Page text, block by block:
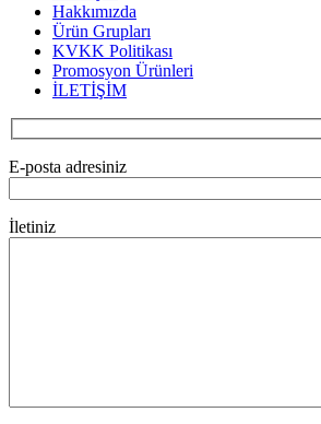
Hakkımızda
Ürün Grupları
KVKK Politikası
Promosyon Ürünleri
İLETİŞİM
E-posta adresiniz
İletiniz